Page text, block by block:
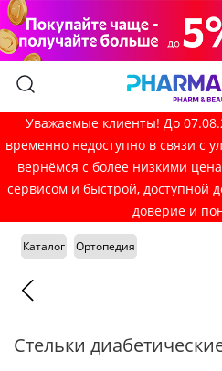
Уважаемые клиенты! До
временно недоступно в связи с
вернёмся с более низкими
сервисом и быстрой, доступной
доверие и
Каталог Ортопедия
Стельки